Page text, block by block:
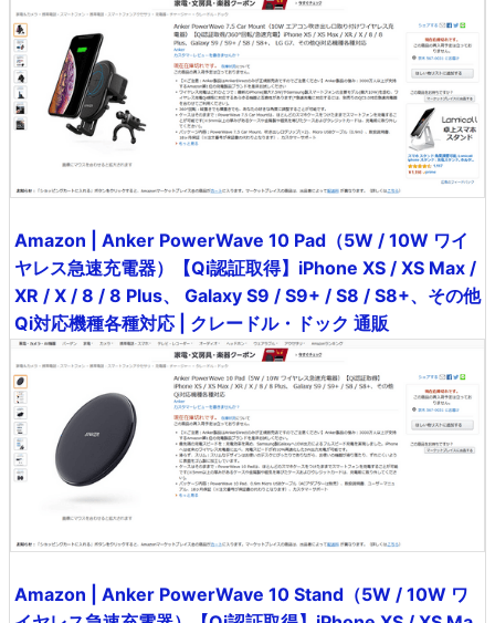
Amazon | Anker PowerWave 10 Pad（5W / 10W ワイ
ヤレス急速充電器）【Qi認証取得】iPhone XS / XS Max /
XR / X / 8 / 8 Plus、 Galaxy S9 / S9+ / S8 / S8+、その他
Qi対応機種各種対応 | クレードル・ドック 通販
Amazon | Anker PowerWave 10 Stand（5W / 10W ワ